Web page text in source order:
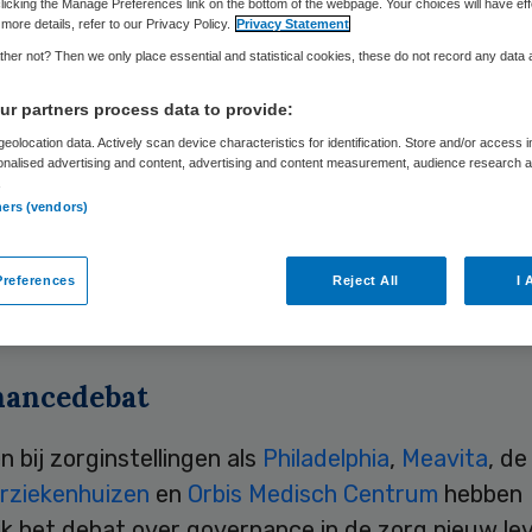
Balkenende opent donderdag 4 juni het
Public Control and Governance aan de Vrije
Zijlstra Center wil bijdragen aan de verbetering
van de overheid en sectoren als de zorg,
bij zorginstellingen als Philadelphia, Meavita, de
en Orbis Medisch Centrum hebben
the Manage Preferences link on the bottom of the webpage. Your choices will have
details, refer to our Privacy Policy. Privacy Statement
not? Then we only place essential and statistical cookies, these do not record any data
partners process data to provide:
data. Actively scan device characteristics for identification. Store and/or access
advertising and content, advertising and content measurement, audience research
(vendors)
Reject All I